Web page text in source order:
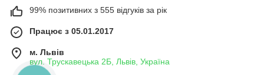
99% позитивних з 555 відгуків за рік
Працює з 05.01.2017
м. Львів
вул. Трускавецька 2Б, Львів, Україна